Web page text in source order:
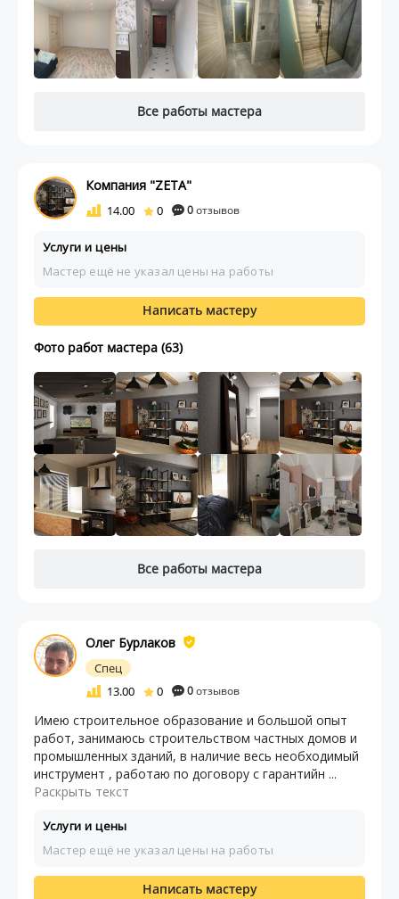
Все работы мастера
Компания "ZETA"
14.00 0 0отзывов
Услуги и цены
Мастер ещё не указал цены на работы
Написать мастеру
Фото работ мастера (63)
Все работы мастера
Олег Бурлаков
Спец
13.00
0 0отзывов
Имею строительное образование и большой опыт
работ, занимаюсь строительством частных домов и
промышленных зданий, в наличие весь необходимый
инструмент , работаю по договору с гарантийн ...
Раскрыть текст
Услуги и цены
Мастер ещё не указал цены на работы
Написать мастеру